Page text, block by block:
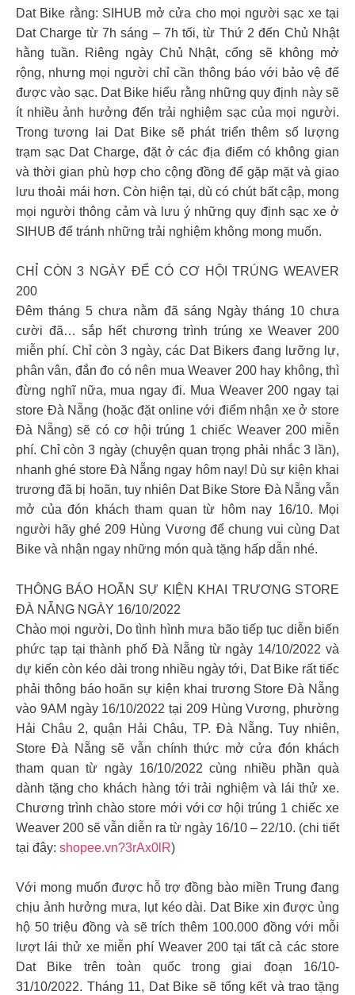
Dat Bike rằng: SIHUB mở cửa cho mọi người sạc xe tại
Dat Charge từ 7h sáng – 7h tối, từ Thứ 2 đến Chủ Nhật
hằng tuần. Riêng ngày Chủ Nhật, cổng sẽ không mở
rộng, nhưng mọi người chỉ cần thông báo với bảo vệ để
được vào sạc. Dat Bike hiểu rằng những quy định này sẽ
ít nhiều ảnh hưởng đến trải nghiệm sạc của mọi người.
Trong tương lai Dat Bike sẽ phát triển thêm số lượng
trạm sạc Dat Charge, đặt ở các địa điểm có không gian
và thời gian phù hợp cho cộng đồng để gặp mặt và giao
lưu thoải mái hơn. Còn hiện tại, dù có chút bất cập, mong
mọi người thông cảm và lưu ý những quy định sạc xe ở
SIHUB để tránh những trải nghiệm không mong muốn.
CHỈ CÒN 3 NGÀY ĐỂ CÓ CƠ HỘI TRÚNG WEAVER
200
Đêm tháng 5 chưa nằm đã sáng Ngày tháng 10 chưa
cười đã… sắp hết chương trình trúng xe Weaver 200
miễn phí. Chỉ còn 3 ngày, các Dat Bikers đang lưỡng lự,
phân vân, đắn đo có nên mua Weaver 200 hay không, thì
đừng nghĩ nữa, mua ngay đi. Mua Weaver 200 ngay tại
store Đà Nẵng (hoặc đặt online với điểm nhận xe ở store
Đà Nẵng) sẽ có cơ hội trúng 1 chiếc Weaver 200 miễn
phí. Chỉ còn 3 ngày (chuyện quan trọng phải nhắc 3 lần),
nhanh ghé store Đà Nẵng ngay hôm nay! Dù sự kiện khai
trương đã bị hoãn, tuy nhiên Dat Bike Store Đà Nẵng vẫn
mở của đón khách tham quan từ hôm nay 16/10. Mọi
người hãy ghé 209 Hùng Vương để chung vui cùng Dat
Bike và nhận ngay những món quà tặng hấp dẫn nhé.
THÔNG BÁO HOÃN SỰ KIỆN KHAI TRƯƠNG STORE
ĐÀ NẴNG NGÀY 16/10/2022
Chào mọi người, Do tình hình mưa bão tiếp tục diễn biến
phức tạp tại thành phố Đà Nẵng từ ngày 14/10/2022 và
dự kiến còn kéo dài trong nhiều ngày tới, Dat Bike rất tiếc
phải thông báo hoãn sự kiện khai trương Store Đà Nẵng
vào 9AM ngày 16/10/2022 tại 209 Hùng Vương, phường
Hải Châu 2, quận Hải Châu, TP. Đà Nẵng. Tuy nhiên,
Store Đà Nẵng sẽ vẫn chính thức mở cửa đón khách
tham quan từ ngày 16/10/2022 cùng nhiều phần quà
dành tặng cho khách hàng tới trải nghiệm và lái thử xe.
Chương trình chào store mới với cơ hội trúng 1 chiếc xe
Weaver 200 sẽ vẫn diễn ra từ ngày 16/10 – 22/10. (chi tiết
tại đây: shopee.vn?3rAx0lR)
Với mong muốn được hỗ trợ đồng bào miền Trung đang
chịu ảnh hưởng mưa, lụt kéo dài. Dat Bike xin được ủng
hộ 50 triệu đồng và sẽ trích thêm 100.000 đồng với mỗi
lượt lái thử xe miễn phí Weaver 200 tại tất cả các store
Dat Bike trên toàn quốc trong giai đoạn 16/10-
31/10/2022. Tháng 11, Dat Bike sẽ tổng kết và trao tặng